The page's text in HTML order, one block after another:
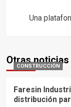
Una
Otras noticias
CONSTRUCCIÓN
Faresin
distribución